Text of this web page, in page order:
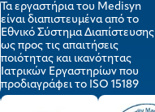
Τα εργαστήρια του Medisyn
είναι διαπιστευμένα από το
Εθνικό Σύστημα Διαπίστευσης
ως προς τις απαιτήσεις
ποιότητας και ικανότητας
Ιατρικών Εργαστηρίων που
προδιαγράφει το ISO 15189